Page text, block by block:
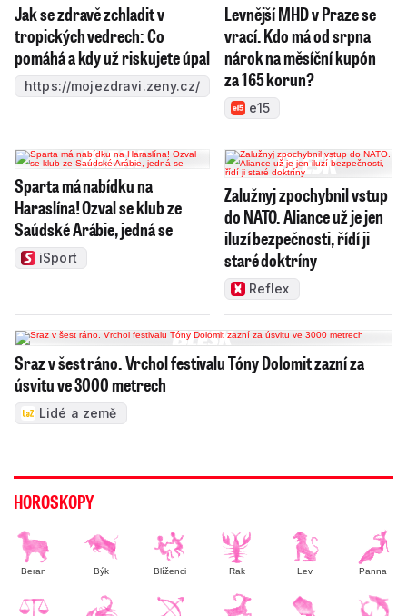
Jak se zdravě zchladit v
tropických vedrech: Co
pomáhá a kdy už riskujete úpal
https://mojezdravi.zeny.cz/
Levnější MHD v Praze se
vrací. Kdo má od srpna
nárok na měsíční kupón
za 165 korun?
e15
Sparta má nabídku na
Haraslína! Ozval se klub ze
Saúdské Arábie, jedná se
iSport
Zalužnyj zpochybnil vstup
do NATO. Aliance už je jen
iluzí bezpečnosti, řídí ji
staré doktríny
Reflex
Sraz v šest ráno. Vrchol festivalu Tóny Dolomit zazní za
úsvitu ve 3000 metrech
Lidé a země
HOROSKOPY
Beran Býk Blíženci Rak Lev Panna